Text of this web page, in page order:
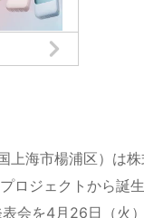
上海市楊浦区）は株
ロジェクトから誕
会を4月26日（火